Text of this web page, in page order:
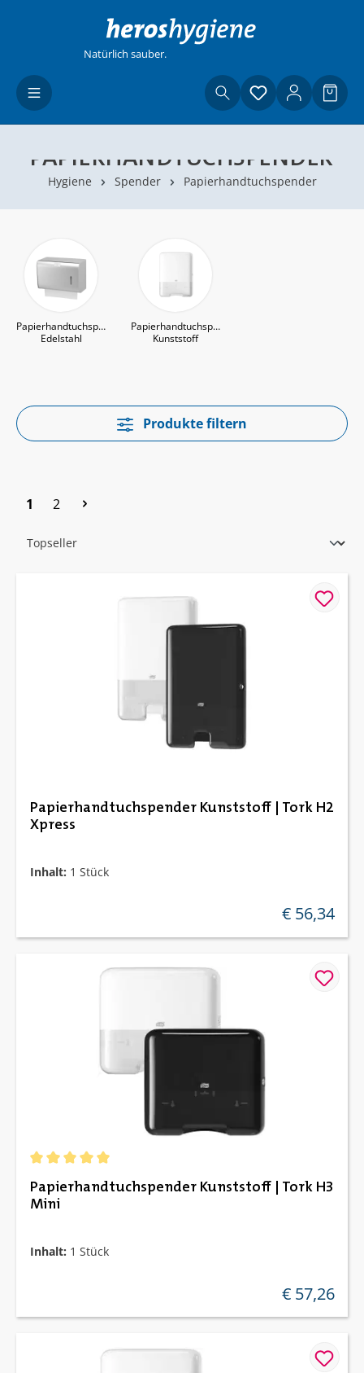
Zum Hauptinhalt springen
Natürlich sauber.
Du hast 0
PAPIERHANDTUCHSPENDER
Hygiene Spender Papierhandtuchspender
Papierhandtuchspender
Edelstahl
Papierhandtuchspender
Kunststoff
Produkte filtern
Seite
1 Seite
2
Papierhandtuchspender Kunststoff | Tork H2
Xpress
Inhalt: 1 Stück
regulärer
€ 56,34
Papierhandtuchspender Kunststoff | Tork H3
Mini
Inhalt: 1 Stück
regulärer
€ 57,26